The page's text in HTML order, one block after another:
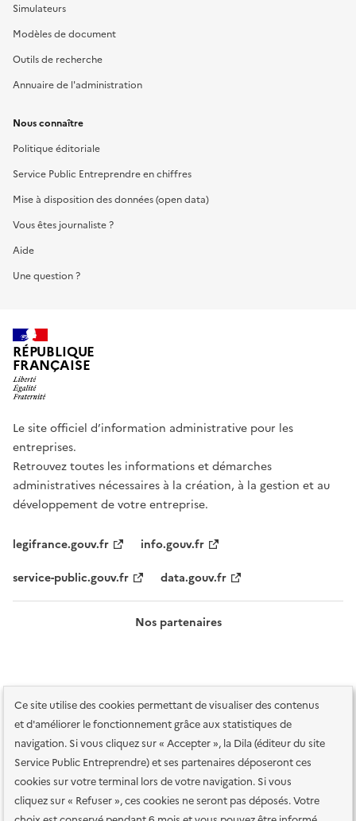
Ce site utilise des cookies permettant de visualiser des contenus
et d'améliorer le fonctionnement grâce aux statistiques de
navigation. Si vous cliquez sur « Accepter », la Dila (éditeur du site
Service Public Entreprendre) et ses partenaires déposeront ces
cookies sur votre terminal lors de votre navigation. Si vous
cliquez sur « Refuser », ces cookies ne seront pas déposés. Votre
Simulateurs
Modèles de document
Outils de recherche
Annuaire de l'administration
Nous connaître
Politique éditoriale
Service Public Entreprendre en chiffres
Mise à disposition des données (open data)
Vous êtes journaliste ?
Aide
Une question ?
RÉPUBLIQUE
FRANÇAISE
Le site officiel d’information administrative pour les
entreprises.
Retrouvez toutes les informations et démarches
administratives nécessaires à la création, à la gestion et au
développement de votre entreprise.
legifrance.gouv.fr
info.gouv.fr
service-public.gouv.fr
data.gouv.fr
Nos partenaires
Plan du site Accessibilité : totalement conforme
Accessibilité des
services en ligne
Mentions légales Données personnelles et sécurité